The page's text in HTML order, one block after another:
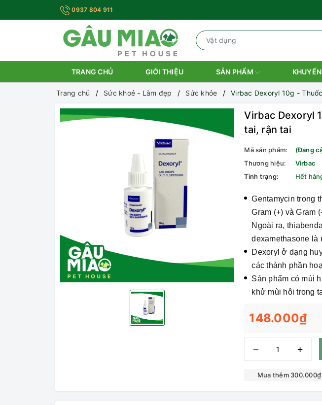
0937 804 911
TRANG CHỦ GIỚI THIỆU SẢN PHẨM
Trang chủ Sức khoẻ - Làm đẹp Sức khỏe Virbac Dexoryl 10g -
Virbac Dexoryl
tai, rận tai
Mã sản phẩm:
(Đang
Thương hiệu:
Virbac
Tình trạng:
Hết
Gentamycin trong
Gram (+) và Gram
Ngoài ra,
dexamethasone là
Dexoryl ở dạng
các thành phần
Sản phẩm có mùi
khử mùi hôi trong
148.000₫
– +
Mua thêm